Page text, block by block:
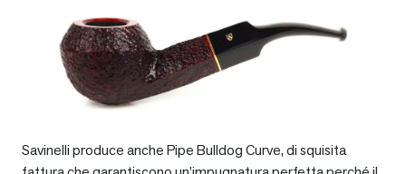
Savinelli produce anche Pipe Bulldog Curve, di squisita